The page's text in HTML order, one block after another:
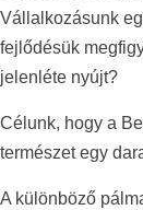
Vállalkozásunk
fejlődésük
jelenléte nyújt?
Célunk, hogy a
természet egy
A különböző